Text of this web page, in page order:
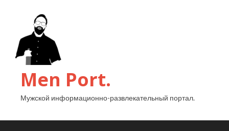
Men Port.
Мужской информационно-развлекательный портал.